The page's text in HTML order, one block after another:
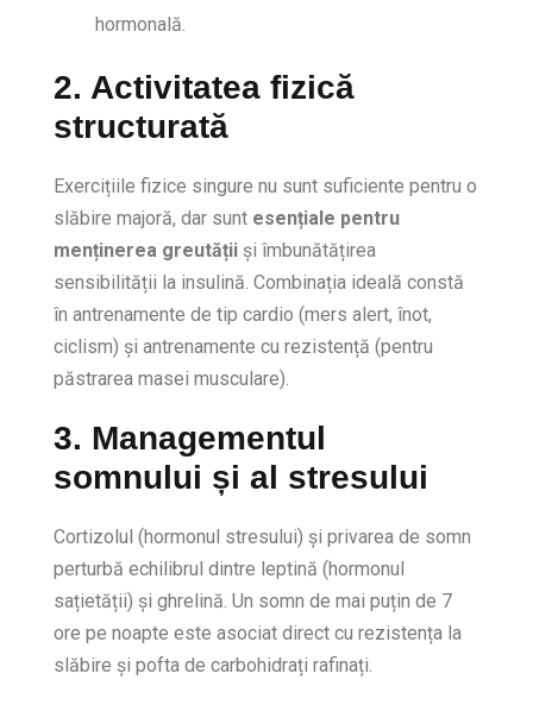
hormonală.
2. Activitatea fizică
structurată
Exercițiile fizice singure nu sunt suficiente pentru o
slăbire majoră, dar sunt esențiale pentru
menținerea greutății și îmbunătățirea
sensibilității la insulină. Combinația ideală constă
în antrenamente de tip cardio (mers alert, înot,
ciclism) și antrenamente cu rezistență (pentru
păstrarea masei musculare).
3. Managementul
somnului și al stresului
Cortizolul (hormonul stresului) și privarea de somn
perturbă echilibrul dintre leptină (hormonul
sațietății) și ghrelină. Un somn de mai puțin de 7
ore pe noapte este asociat direct cu rezistența la
slăbire și pofta de carbohidrați rafinați.